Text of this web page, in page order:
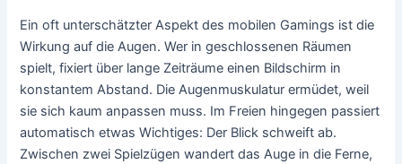
Ein oft unterschätzter Aspekt des mobilen Gamings ist die
Wirkung auf die Augen. Wer in geschlossenen Räumen
spielt, fixiert über lange Zeiträume einen Bildschirm in
konstantem Abstand. Die Augenmuskulatur ermüdet, weil
sie sich kaum anpassen muss. Im Freien hingegen passiert
automatisch etwas Wichtiges: Der Blick schweift ab.
Zwischen zwei Spielzügen wandert das Auge in die Ferne,